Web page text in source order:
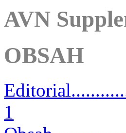
AVN
OBSAH
1